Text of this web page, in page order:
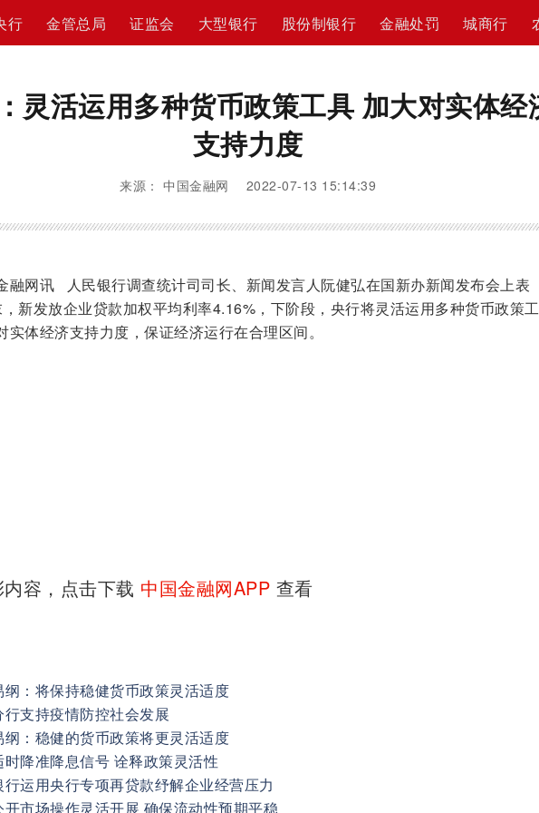
行 金管总局 证监会 大型银行 股份制银行 金融处罚 城商行
灵活运用多种货币政策工具 加大对实体经
支持力度
来源： 中国金融网 2022-07-13 15:14:39
网讯 人民银行调查统计司司长、新闻发言人阮健弘在国新办新闻发布会上表
新发放企业贷款加权平均利率4.16%，下阶段，央行将灵活运用多种货币政策工
实体经济支持力度，保证经济运行在合理区间。
容，点击下载 中国金融网APP 查看
纲：将保持稳健货币政策灵活适度
行支持疫情防控社会发展
纲：稳健的货币政策将更灵活适度
时降准降息信号 诠释政策灵活性
行运用央行专项再贷款纾解企业经营压力
开市场操作灵活开展 确保流动性预期平稳